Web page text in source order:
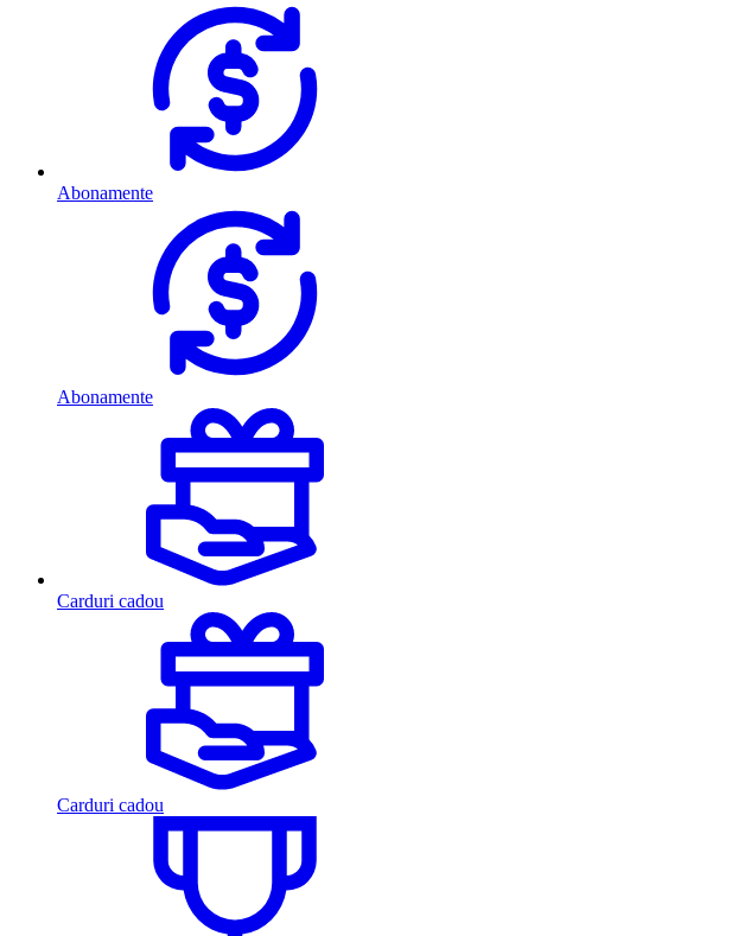
Abonamente
Abonamente
Carduri cadou
Carduri cadou